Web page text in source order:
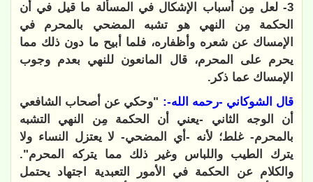
3- لعل مِن أسباب الإشكال في المسألة ما قيل في أن
الحكمة مِن النهي هو تشبه المضحي بالمحرم في
الإمساك عن شعره وأظفاره، فلما أبيح ما دون ذلك مما
يحرم على المحرم، قال المانعون للنهي بعدم وجوب
الإمساك عما ذكر.
قال الشوكاني -رحمه الله-: "وحكي عن أصحاب الشافعي
أن الوجه الثاني -يعني أن الحكمة مِن النهي التشبه
بالمحرم- غلط؛ لأنه -أي المضحي- لا يعتزل النساء ولا
يترك الطيب واللباس وغير ذلك مما يتركه المحرم".
والكلام عن الحكمة في الأمور التعبدية اجتهاد يحتمل